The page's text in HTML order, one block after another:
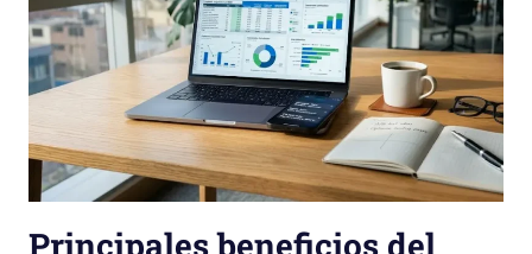
Principales beneficios del